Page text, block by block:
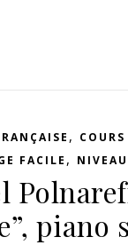
,
FACILE ,
piano